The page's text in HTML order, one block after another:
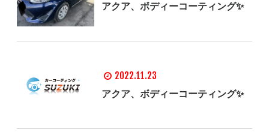
アクア、ボディーコーティング✨
2022.11.23
アクア、ボディーコーティング✨